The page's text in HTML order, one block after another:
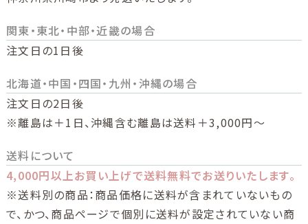
関東・東北・中部・近畿の場合
注文日の1日後
北海道・中国・四国・九州・沖縄の場合
注文日の2日後
※離島は＋1日、沖縄含む離島は送料＋3,000円～
送料について
4,000円以上お買い上げで送料無料でお送りいたします。
※送料別の商品：商品価格に送料が含まれていないもの
で、かつ、商品ページで個別に送料が設定されていない商